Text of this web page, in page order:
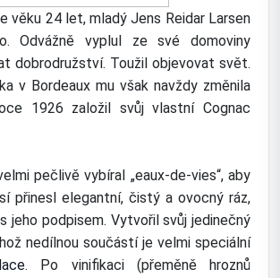
věku 24 let, mladý Jens Reidar Larsen
Odvážně vyplul ze své domoviny
dobrodružství. Toužil objevovat svět.
v Bordeaux mu však navždy změnila
1926 založil svůj vlastní Cognac
pečlivě vybíral „eaux-de-vies“, aby
přinesl elegantní, čistý a ovocný ráz,
jeho podpisem. Vytvořil svůj jedinečný
nedílnou součástí je velmi speciální
. Po vinifikaci (přeměně hroznů